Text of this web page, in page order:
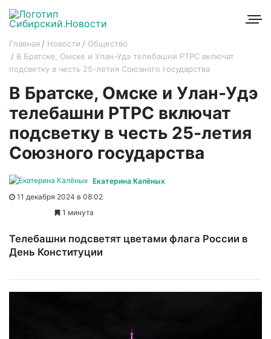
Главная Новости
Общество
В Братске, Омске и Улан-Удэ телебашни РТРС включат
подсветку в честь 25-летия Союзного государства
В Братске, Омске и Улан-Удэ
телебашни РТРС включат
подсветку в честь 25-летия
Союзного государства
Екатерина Калёных
11 декабря 2024 в 08:02
1 минута
Телебашни подсветят цветами флага России в
День Конституции